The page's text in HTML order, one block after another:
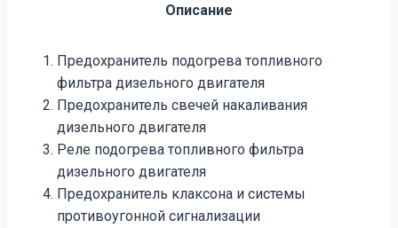
Описание
Предохранитель подогрева топливного
фильтра дизельного двигателя
Предохранитель свечей накаливания
дизельного двигателя
Реле подогрева топливного фильтра
дизельного двигателя
Предохранитель клаксона и системы
противоугонной сигнализации